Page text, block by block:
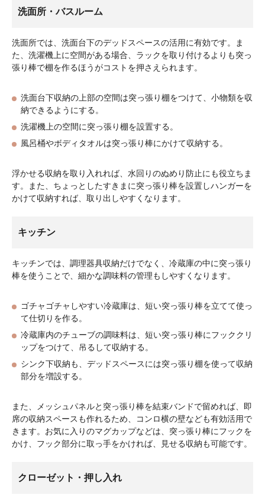
洗面所・バスルーム
洗面所では、洗面台下のデッドスペースの活用に有効です。ま
た、洗濯機上に空間がある場合、ラックを取り付けるよりも突っ
張り棒で棚を作るほうがコストを押さえられます。
洗面台下収納の上部の空間は突っ張り棚をつけて、小物類を収
納できるようにする。
洗濯機上の空間に突っ張り棚を設置する。
風呂桶やボディタオルは突っ張り棒にかけて収納する。
浮かせる収納を取り入れれば、水回りのぬめり防止にも役立ちま
す。また、ちょっとしたすきまに突っ張り棒を設置しハンガーを
かけて収納すれば、取り出しやすくなります。
キッチン
キッチンでは、調理器具収納だけでなく、冷蔵庫の中に突っ張り
棒を使うことで、細かな調味料の管理もしやすくなります。
ゴチャゴチャしやすい冷蔵庫は、短い突っ張り棒を立てて使っ
て仕切りを作る。
冷蔵庫内のチューブの調味料は、短い突っ張り棒にフッククリ
ップをつけて、吊るして収納する。
シンク下収納も、デッドスペースには突っ張り棚を使って収納
部分を増設する。
また、メッシュパネルと突っ張り棒を結束バンドで留めれば、即
席の収納スペースも作れるため、コンロ横の壁なども有効活用で
きます。お気に入りのマグカップなどは、突っ張り棒にフックを
かけ、フック部分に取っ手をかければ、見せる収納も可能です。
クローゼット・押し入れ